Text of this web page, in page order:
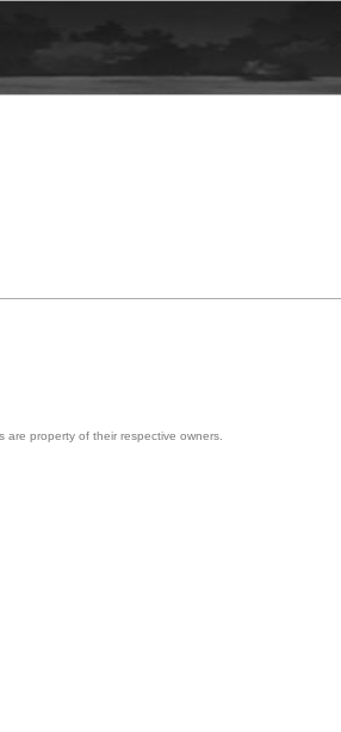
are property of their respective owners.